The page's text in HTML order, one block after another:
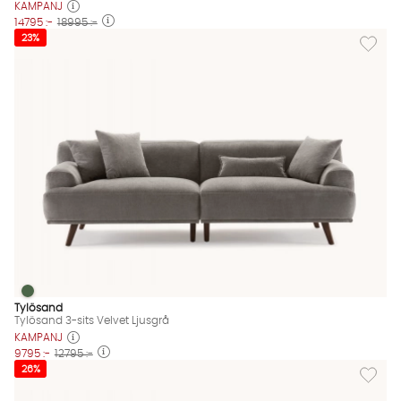
KAMPANJ
14795 :- 18995 :-
Lägg
23%
Tylösand 3-sits Velvet Ljusgrå Finns även i dessa färger:
Tylösand 3-sits Velvet Ljusgrå
Tylösand
Tylösand 3-sits Velvet Ljusgrå
KAMPANJ
9795 :- 12795 :-
Lägg
26%